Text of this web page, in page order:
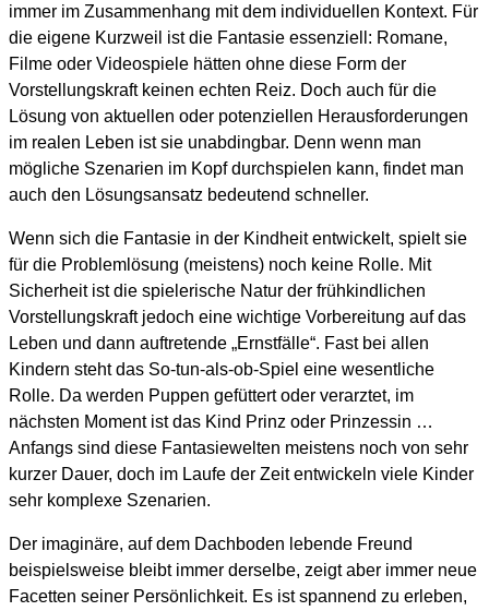
immer im Zusammenhang mit dem individuellen Kontext. Für
die eigene Kurzweil ist die Fantasie essenziell: Romane,
Filme oder Videospiele hätten ohne diese Form der
Vorstellungskraft keinen echten Reiz. Doch auch für die
Lösung von aktuellen oder potenziellen Herausforderungen
im realen Leben ist sie unabdingbar. Denn wenn man
mögliche Szenarien im Kopf durchspielen kann, findet man
auch den Lösungsansatz bedeutend schneller.
Wenn sich die Fantasie in der Kindheit entwickelt, spielt sie
für die Problemlösung (meistens) noch keine Rolle. Mit
Sicherheit ist die spielerische Natur der frühkindlichen
Vorstellungskraft jedoch eine wichtige Vorbereitung auf das
Leben und dann auftretende „Ernstfälle“. Fast bei allen
Kindern steht das So-tun-als-ob-Spiel eine wesentliche
Rolle. Da werden Puppen gefüttert oder verarztet, im
nächsten Moment ist das Kind Prinz oder Prinzessin …
Anfangs sind diese Fantasiewelten meistens noch von sehr
kurzer Dauer, doch im Laufe der Zeit entwickeln viele Kinder
sehr komplexe Szenarien.
Der imaginäre, auf dem Dachboden lebende Freund
beispielsweise bleibt immer derselbe, zeigt aber immer neue
Facetten seiner Persönlichkeit. Es ist spannend zu erleben,